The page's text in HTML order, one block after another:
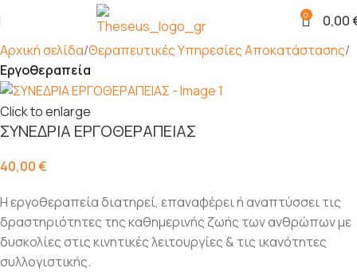
0 0,00
Αρχική σελίδα Θεραπευτικές Υπηρεσίες Αποκατάστασης
Εργοθεραπεία
Click to enlarge
ΣΥΝΕΔΡΙΑ ΕΡΓΟΘΕΡΑΠΕΙΑΣ
40,00€
Η εργοθεραπεία διατηρεί, επαναφέρει ή αναπτύσσει τις
δραστηριότητες της καθημερινής ζωής των ανθρώπων με
δυσκολίες στις κινητικές λειτουργίες & τις ικανότητες
συλλογιστικής.